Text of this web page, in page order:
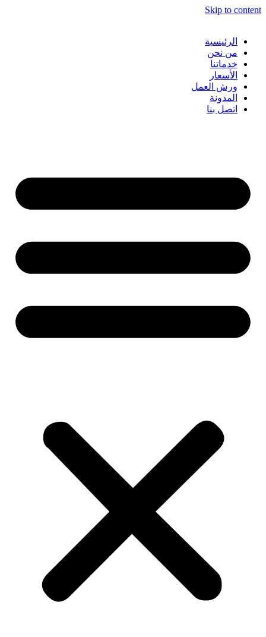
Skip to content
الرئيسية
من نحن
خدماتنا
الأسعار
ورش العمل
المدونة
اتصل بنا